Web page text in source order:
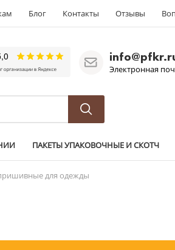
Блог Контакты Отзывы
Электронная
ПАКЕТЫ УПАКОВОЧНЫЕ И СКОТЧ
для одежды